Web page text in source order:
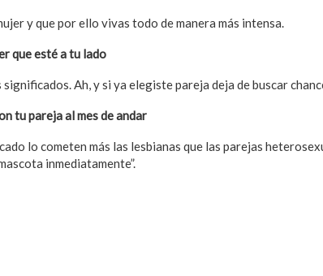
y que por ello vivas todo de manera más intensa.
que esté a tu lado
Ah, y si ya elegiste pareja deja de buscar
tu pareja al mes de andar
lo cometen más las lesbianas que las parejas
inmediatamente”.